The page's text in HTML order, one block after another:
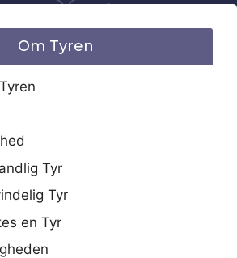
Om Tyren
Tyr
Tyr
en Tyr